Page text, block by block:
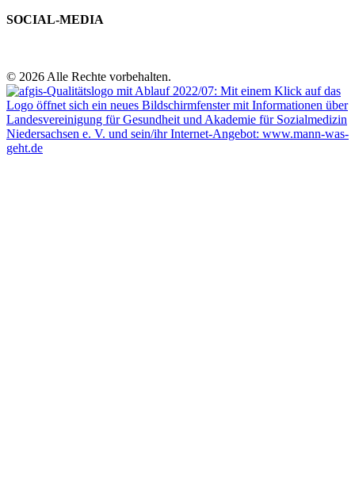
SOCIAL-MEDIA
© 2026 Alle Rechte vorbehalten.